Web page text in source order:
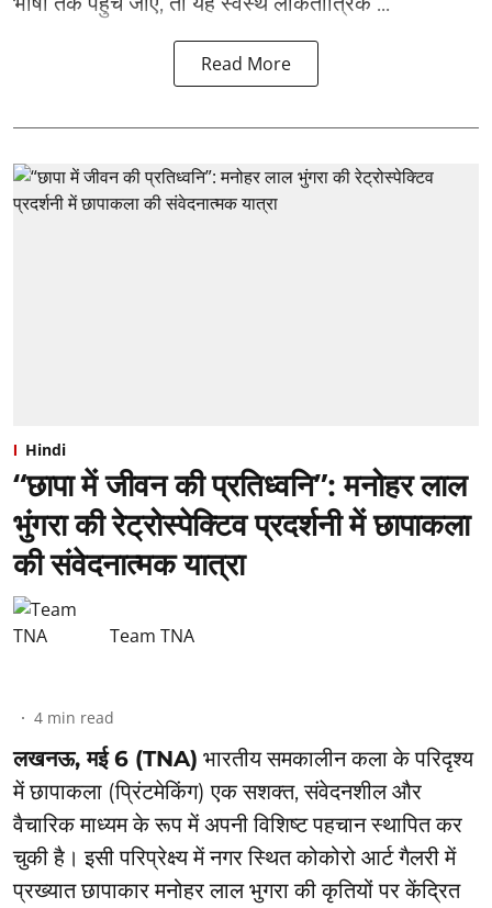
Read More
Hindi
“छापा में जीवन की प्रतिध्वनि”: ⁠मनोहर लाल
भुंगरा की रेट्रोस्पेक्टिव प्रदर्शनी में छापाकला
की संवेदनात्मक यात्रा
Team TNA
4 min read
लखनऊ, मई 6 (TNA) भारतीय समकालीन कला के परिदृश्य
में छापाकला (प्रिंटमेकिंग) एक सशक्त, संवेदनशील और
वैचारिक माध्यम के रूप में अपनी विशिष्ट पहचान स्थापित कर
चुकी है। इसी परिप्रेक्ष्य में नगर स्थित कोकोरो आर्ट गैलरी में
प्रख्यात छापाकार मनोहर लाल भुगरा की कृतियों पर केंद्रित